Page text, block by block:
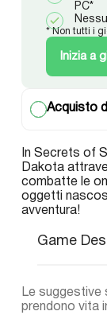
PC*
* Non tutti i
Inizia a
Acquisto
In Secrets of
Dakota
combatte le
oggetti
avventura!
Game
Le suggestive
prendono vita